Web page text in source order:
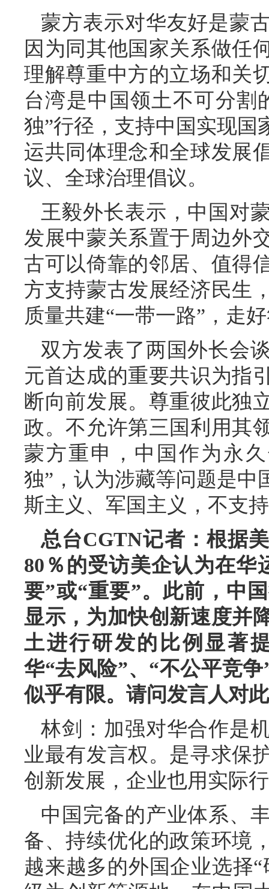
蒙方表示对华友好是蒙
因为同其他国家关系做任
理解尊重中方的立场和关
台湾是中国领土不可分割
独”行径，支持中国实现国
运共同体理念和全球发展
议、全球治理倡议。
王毅外长表示，中国对
发展中蒙关系置于周边外
古可以倚靠的邻居、值得
方支持蒙古发展经济民生
质量共建“一带一路”，走
双方发表了两国外长会
元首达成的重要共识为指
断向前发展。尊重彼此独
政。不允许第三国利用其
蒙方重申，中国作为永
独”，认为涉藏等问题是中
斯主义、军国主义，不支
总台CGTN记者：根据
80％的受访美企认为在华
要”或“重要”。此前，中
显示，为加快创新速度并
土进行研发的比例显著
华“去风险”、“不公平竞
似乎有限。请问发言人对
林剑：加强对华合作是
业最有发言权。是寻求保
创新发展，企业也用实际
中国完备的产业体系、
备、持续优化的政策环境
越来越多的外国企业选择